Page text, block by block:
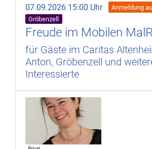
07.09.2026 15:00 Uhr
Anmeldung
Gröbenzell
Freude im Mobilen
für Gäste im Caritas
Anton, Gröbenzell und
Interessierte